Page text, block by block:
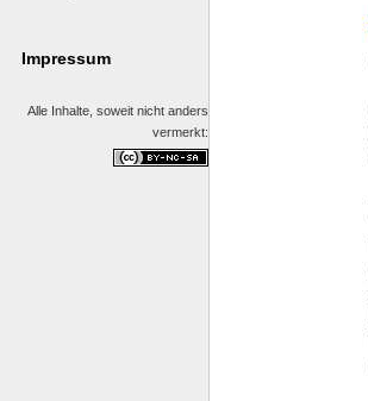
Impressum
Alle Inhalte, soweit nicht anders
vermerkt: